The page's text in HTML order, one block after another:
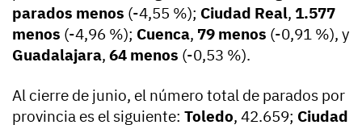
parados menos (-4,55 %); Ciudad Real, 1.577
menos (-4,96 %); Cuenca, 79 menos (-0,91 %), y
Guadalajara, 64 menos (-0,53 %).
Al cierre de junio, el número total de parados por
provincia es el siguiente: Toledo, 42.659; Ciudad